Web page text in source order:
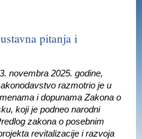
pitanja i
novembra 2025. godine,
razmotrio je u
i dopunama Zakona o
koji je podneo narodni
zakona o posebnim
revitalizacije i razvoja